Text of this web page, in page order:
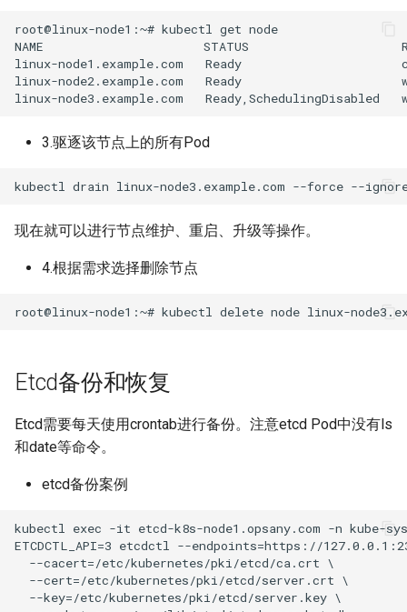
持续部署
统一权限
v2.2.0(20240412)
v2.1.3(20240212)
v1.6.3(20221008)
v1.6.2(20220818)
v1.5.3(20220621)
v1.5.2(20220613)
root@linux-node1:~# kubectl get node
NAME                      STATUS
linux-node1.example.com   Ready
linux-node2.example.com   Ready
3.驱逐该节点上的所有Pod
现在就可以进行节点维护、重启、升级等操作。
4.根据需求选择删除节点
Etcd备份和恢复
Etcd需要每天使用crontab进行备份。注意etcd Pod中没有ls
和date等命令。
etcd备份案例
kubectl exec -it etcd-k8s-node1.opsany.com -n kube-
ETCDCTL_API=3 etcdctl --endpoints=https://
  --cacert=/etc/kubernetes/pki/etcd/ca.crt \
  --cert=/etc/kubernetes/pki/etcd/server.crt \
  --key=/etc/kubernetes/pki/etcd/server.key \